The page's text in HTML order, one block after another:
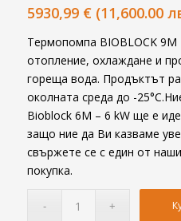
5930,99 € (11,600.00
Термопомпа BIOBLOCK
отопление, охлаждане и
гореща вода. Продъктът
околната среда до -
Bioblock 6M – 6 kW ще е
защо ние да Ви казваме
свържете се с един от
покупка.